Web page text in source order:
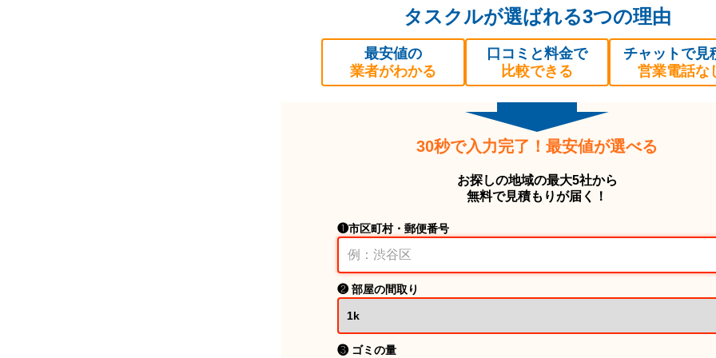
タスクルが選ばれる3つの理由
最安値の
業者がわかる
口コミと料金で
比較できる
チャットで見
営業電話な
30秒で入力完了！最安値が選べる
お探しの地域の最大5社から
無料で見積もりが届く！
❶市区町村・郵便番号
❷ 部屋の間取り
❸ ゴミの量